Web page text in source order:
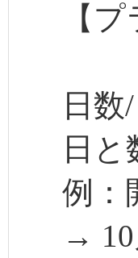
【
日
日と
例：
→ 10